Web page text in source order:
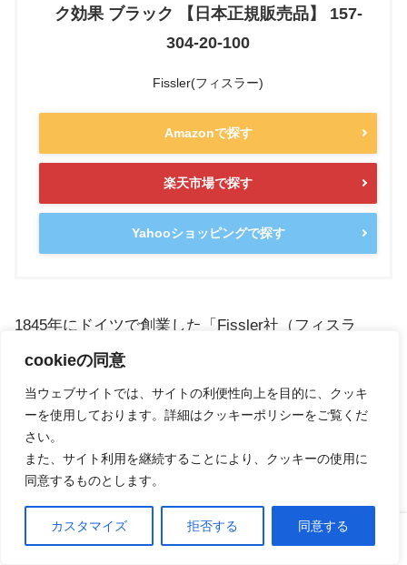
cookieの同意
当ウェブサイトでは、サイトの利便性向上を目的に、クッキ
ーを使用しております。詳細はクッキーポリシーをご覧くだ
さい。
また、サイト利用を継続することにより、クッキーの使用に
同意するものとします。
カスタマイズ 拒否する 同意する
ク効果 ブラック 【日本正規販売品】 157-
304-20-100
Fissler(フィスラー)
Amazonで探す
楽天市場で探す
Yahooショッピングで探す
1845年にドイツで創業した「Fissler社（フィスラ
ー）」は、細かいこだわりで選びたい方におすすめで
す。
特徴はノボグリルという表面加工で、へこみに油を溜
めて焦げ付きにくくしています。
また、フライパンフチも液だれしないこだわり仕様